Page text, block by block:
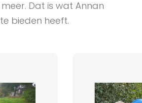
Dat is wat Annan
bieden heeft.